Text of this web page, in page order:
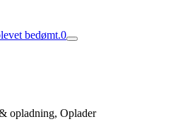
bedømt.0
opladning, Oplader